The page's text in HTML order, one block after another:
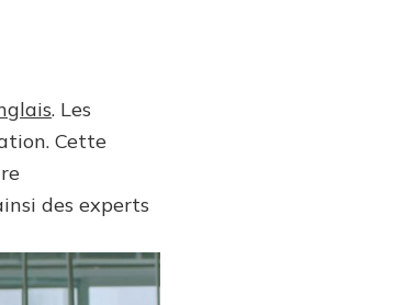
. Les
Cette
des experts